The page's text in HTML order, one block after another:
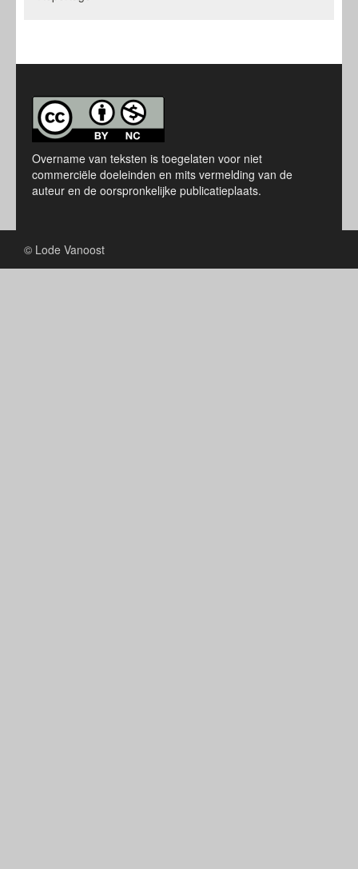
Overname van teksten is toegelaten voor niet
commerciële doeleinden en mits vermelding van de
auteur en de oorspronkelijke publicatieplaats.
© Lode Vanoost